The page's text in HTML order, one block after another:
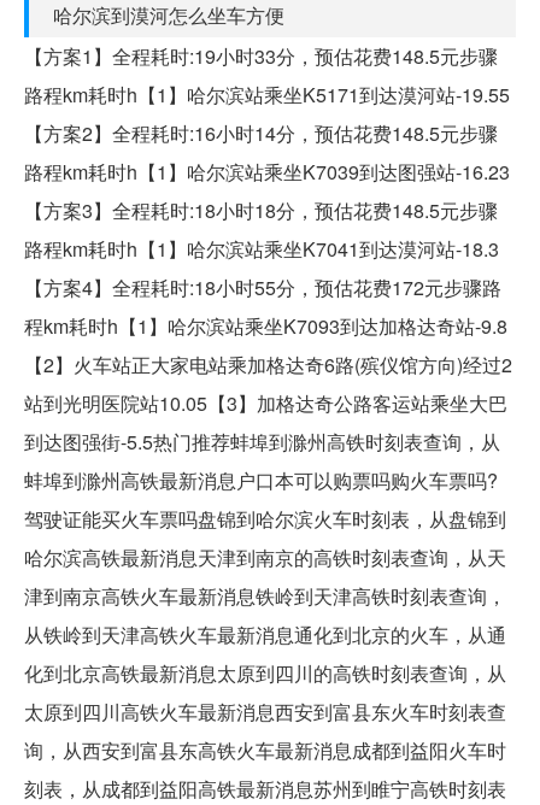
哈尔滨到漠河怎么坐车方便
【方案1】全程耗时:19小时33分，预估花费148.5元步骤
路程km耗时h【1】哈尔滨站乘坐K5171到达漠河站-19.55
【方案2】全程耗时:16小时14分，预估花费148.5元步骤
路程km耗时h【1】哈尔滨站乘坐K7039到达图强站-16.23
【方案3】全程耗时:18小时18分，预估花费148.5元步骤
路程km耗时h【1】哈尔滨站乘坐K7041到达漠河站-18.3
【方案4】全程耗时:18小时55分，预估花费172元步骤路
程km耗时h【1】哈尔滨站乘坐K7093到达加格达奇站-9.8
【2】火车站正大家电站乘加格达奇6路(殡仪馆方向)经过2
站到光明医院站10.05【3】加格达奇公路客运站乘坐大巴
到达图强街-5.5热门推荐蚌埠到滁州高铁时刻表查询，从
蚌埠到滁州高铁最新消息户口本可以购票吗购火车票吗?
驾驶证能买火车票吗盘锦到哈尔滨火车时刻表，从盘锦到
哈尔滨高铁最新消息天津到南京的高铁时刻表查询，从天
津到南京高铁火车最新消息铁岭到天津高铁时刻表查询，
从铁岭到天津高铁火车最新消息通化到北京的火车，从通
化到北京高铁最新消息太原到四川的高铁时刻表查询，从
太原到四川高铁火车最新消息西安到富县东火车时刻表查
询，从西安到富县东高铁火车最新消息成都到益阳火车时
刻表，从成都到益阳高铁最新消息苏州到睢宁高铁时刻表